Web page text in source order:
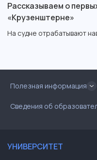
Рассказываем о
«Крузенштерне»
На судне отрабатывают
Полезная информация
Сведения об
УНИВЕРСИТЕТ